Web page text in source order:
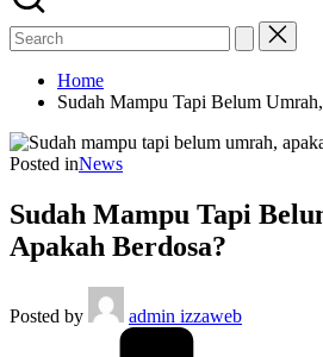
Home
Sudah Mampu Tapi Belum
Posted inNews
Sudah Mampu Tapi
Apakah Berdosa?
Posted by admin izzaweb